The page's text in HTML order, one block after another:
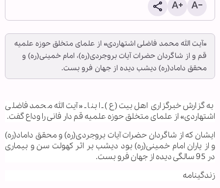
«آیت الله محمد فاضلی اشتهاردی» از علمای متخلق حوزه علمیه
قم و از شاگردان حضرات آیات بروجردی(ره)، امام خمینی(ره) و
محقق داماد(ره) دیشب دیده از جهان فرو بست.
به گزارش خبرگزاری اهل بیت(ع) ـ ابنا ـ «آیت الله محمد فاضلی
اشتهاردی» از علمای متخلق حوزه علمیه قم دار فانی را وداع گفت.
ایشان که از شاگردان حضرات آیات بروجردی(ره) و محقق داماد(ره)
و از یاران امام خمینی(ره) بود دیشب بر اثر کهولت سن و بیماری
در 95 سالگی دیده از جهان فرو بست.
زندگینامه